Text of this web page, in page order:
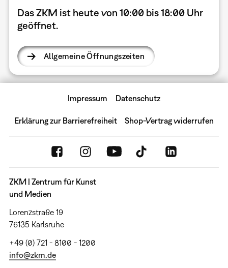
Das ZKM ist heute von 10:00 bis 18:00 Uhr
geöffnet.
Allgemeine Öffnungszeiten
Impressum Datenschutz
Erklärung zur Barrierefreiheit Shop-Vertrag widerrufen
ZKM | Zentrum für Kunst
und Medien
Lorenzstraße 19
76135 Karlsruhe
+49 (0) 721 - 8100 - 1200
info@zkm.de